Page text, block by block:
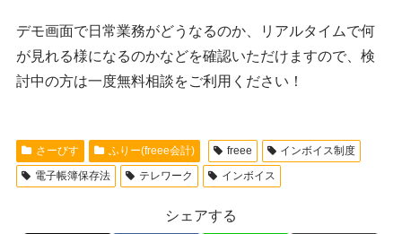
デモ画面で日常業務がどうなるのか、リアルタイムで何
が見れる様になるのかなどを確認いただけますので、検
討中の方は一度無料相談をご利用ください！
さーびす ふりー(freee会計) freee
インボイス制度
電子帳簿保存法
テレワーク インボイス
シェアする